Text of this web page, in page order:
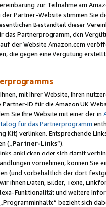
zur Teilnahme am
Partner-Website stimmen Sie
Bestandteil dieser
das Partnerprogramm, den
der Website Amazon.com
die gegen eine Vergütung
mit Ihrer Website, Ihren
ID für die Amazon UK
Sie Ihre Website mit einer der in
für das Partnerprogramm
Kit) verlinken. Entsprechende
(„ Partner-Links“).
anklicken oder sich damit
vornehmen, können Sie
(und vorbehaltlich der dort
Ihnen Daten, Bilder, Texte,
Funktionalität und weitere
bezieht sich